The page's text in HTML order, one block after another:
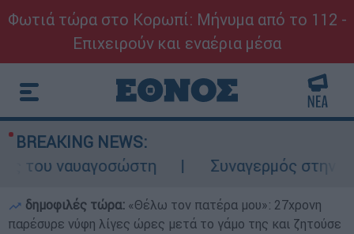
Φωτιά τώρα στο Κορωπί: Μήνυμα από το 112 -
Επιχειρούν και εναέρια μέσα
BREAKING NEWS:
ναυαγοσώστη
Συναγερμός στην
δημοφιλές τώρα: «Θέλω τον πατέρα μου»: 27χρονη
παρέσυρε νύφη λίγες ώρες μετά το γάμο της και ζητούσε